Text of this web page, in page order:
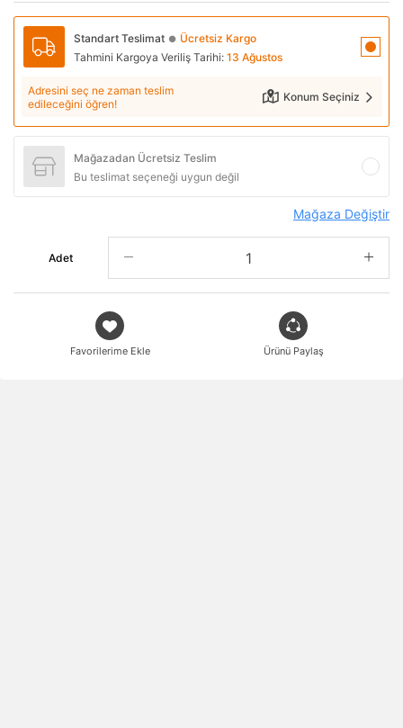
Standart Teslimat ● Ücretsiz Kargo
Tahmini Kargoya Veriliş Tarihi: 13 Ağustos
Adresini seç ne zaman teslim
edileceğini öğren!
Konum Seçiniz
Mağazadan Ücretsiz Teslim
Bu teslimat seçeneği uygun değil
Mağaza Değiştir
Adet
Favorilerime Ekle Ürünü Paylaş